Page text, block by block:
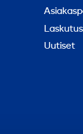
Uutiset